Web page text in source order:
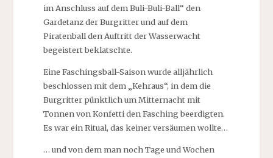
im Anschluss auf dem Buli-Buli-Ball“ den
Gardetanz der Burgritter und auf dem
Piratenball den Auftritt der Wasserwacht
begeistert beklatschte.
Eine Faschingsball-Saison wurde alljährlich
beschlossen mit dem „Kehraus“, in dem die
Burgritter pünktlich um Mitternacht mit
Tonnen von Konfetti den Fasching beerdigten.
Es war ein Ritual, das keiner versäumen wollte…
… und von dem man noch Tage und Wochen